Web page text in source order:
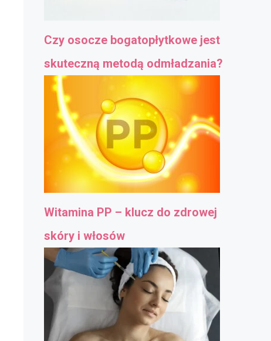
Czy osocze bogatopłytkowe jest
skuteczną metodą odmładzania?
Witamina PP – klucz do zdrowej
skóry i włosów